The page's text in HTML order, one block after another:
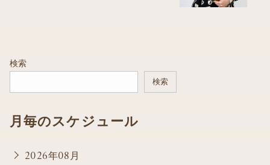
検索
検索
月毎のスケジュール
2026年08月